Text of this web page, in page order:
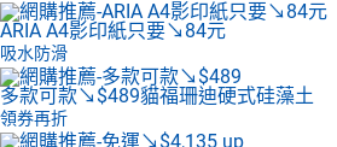
ARIA A4影印紙只要↘84元
吸水防滑
多款可款↘$489貓福珊迪硬式硅藻土
領券再折